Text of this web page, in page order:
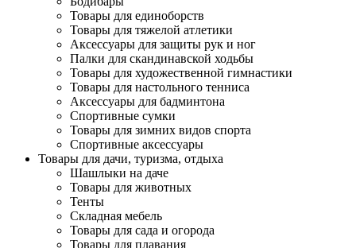
Товары для единоборств
Товары для тяжелой атлетики
Аксессуары для защиты рук и ног
Палки для скандинавской ходьбы
Товары для художественной гимнастики
Товары для настольного тенниса
Аксессуары для бадминтона
Спортивные сумки
Товары для зимних видов спорта
Спортивные аксессуары
Товары для дачи, туризма, отдыха
Шашлыки на даче
Товары для животных
Тенты
Складная мебель
Товары для сада и огорода
Товары для плавания